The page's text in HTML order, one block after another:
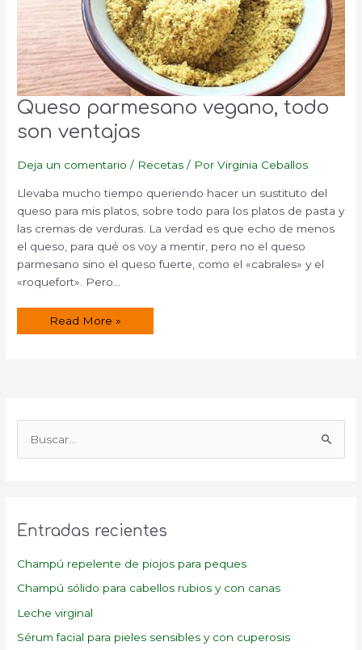
Queso parmesano vegano, todo
son ventajas
Deja un comentario / Recetas / PorVirginia Ceballos
Llevaba mucho tiempo queriendo hacer un sustituto del
queso para mis platos, sobre todo para los platos de pasta y
las cremas de verduras. La verdad es que echo de menos
el queso, para qué os voy a mentir, pero no el queso
parmesano sino el queso fuerte, como el «cabrales» y el
«roquefort». Pero…
Queso
Read More »
r
p
o
Entradas recientes
Champú repelente de piojos para peques
Champú sólido para cabellos rubios y con canas
Leche virginal
Sérum facial para pieles sensibles y con cuperosis